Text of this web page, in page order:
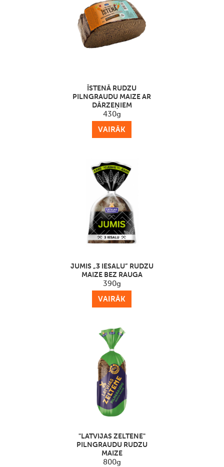
ĪSTENĀ RUDZU
PILNGRAUDU MAIZE AR
DĀRZEŅIEM
430g
VAIRĀK
JUMIS „3 IESALU” RUDZU
MAIZE BEZ RAUGA
390g
VAIRĀK
"LATVIJAS ZELTENE"
PILNGRAUDU RUDZU
MAIZE
800g